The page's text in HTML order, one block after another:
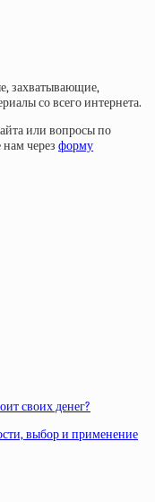
захватывающие,
со всего интернета.
или вопросы по
через форму
своих денег?
выбор и применение